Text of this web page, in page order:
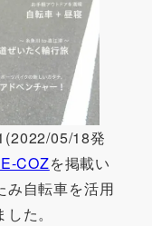
05/18発
COZを掲載い
み自転車を活用
た。